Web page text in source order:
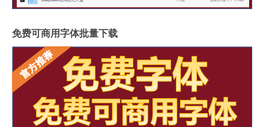
免费可商用字体批量下载